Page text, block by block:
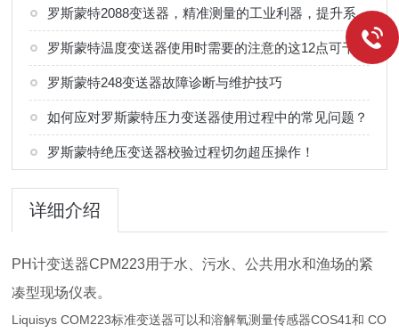
罗斯蒙特2088变送器，精准测量的工业利器，提升系统可靠性的优选
罗斯蒙特温度变送器使用时需要的注意的这12点可千万不能马虎
罗斯蒙特248变送器故障诊断与维护技巧
如何应对罗斯蒙特压力变送器使用过程中的常见问题？
罗斯蒙特绝压变送器校验过程切勿超压操作！
详细介绍
PH计变送器CPM223用于水、污水、公共用水和渔场的紧
凑型现场仪表。
Liquisys COM223标准变送器可以和溶解氧测量传感器COS41和 CO